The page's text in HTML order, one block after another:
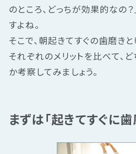
のところ、どっちが効果的なの？
すよね。
そこで、朝起きてすぐの歯磨き
それぞれのメリットを比べて、
か考察してみましょう。
まずは「起きてすぐに歯